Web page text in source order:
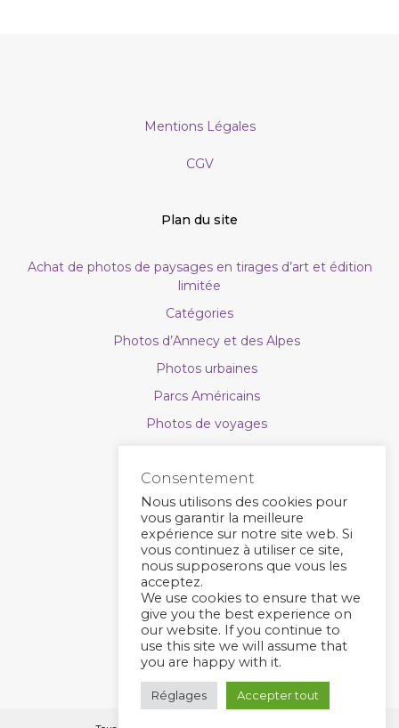
Mentions Légales
CGV
Plan du site
Achat de photos de paysages en tirages d’art et édition
limitée
Catégories
Photos d’Annecy et des Alpes
Photos urbaines
Parcs Américains
Photos de voyages
Astrophoto
Calendriers photo
Bons cadeaux
Types de supports
Contact
Actus
Consentement
Nous utilisons des cookies pour
vous garantir la meilleure
expérience sur notre site web. Si
vous continuez à utiliser ce site,
nous supposerons que vous les
acceptez.
We use cookies to ensure that we
give you the best experience on
our website. If you continue to
use this site we will assume that
you are happy with it.
Réglages Accepter tout